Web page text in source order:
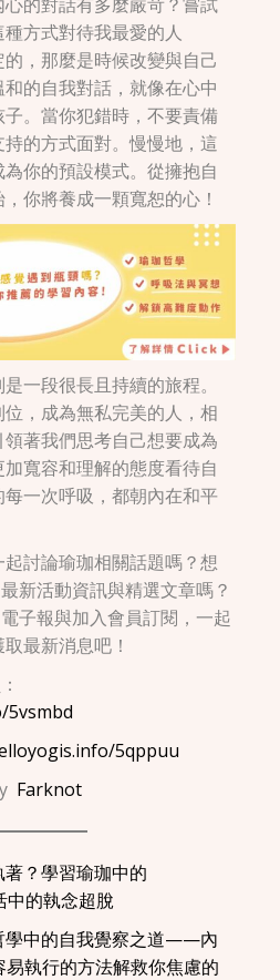
的對話有多麼嚴苛？嘗試
方式對待我最愛的人
，那麼是時候改變與自己
的自我對話，就像在心中
。當你犯錯時，不要責備
的方式面對。慢慢地，這
你的預設模式。從擁抱自
你將養成一顆寬恕的心！
一段很長且持續的旅程。
，成為無私完美的人，相
著我們思考自己想要成為
寬容和理解的態度看待自
一次呼吸，都朝內在和平
討論瑜珈相關話題嗎？想
新活動資訊與精選文章嗎？
子報與加入會員訂閱，一起
最新消息吧！
5qppuu
Farknot
？學習瑜珈中的
中的執念超脫
學中的自我覺察之道——內
執行的方法解救你焦慮的